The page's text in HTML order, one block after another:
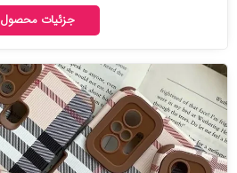
جزئیات محصول